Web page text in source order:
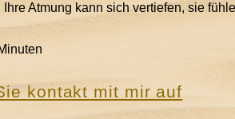
Ihre Atmung kann sich vertiefen, sie
kontakt mit mir auf